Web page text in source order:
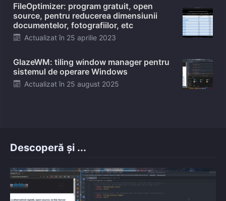
FileOptimizer: program gratuit, open
source, pentru reducerea dimensiunii
documentelor, fotografiilor, etc
Posted
Actualizat în 25 aprilie 2023
GlazeWM: tiling window manager pentru
sistemul de operare Windows
Posted
Actualizat în 25 august 2025
Descoperă și ...